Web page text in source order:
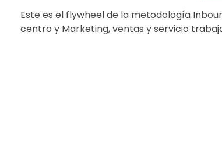
Este es el flywheel de la metodología
centro y Marketing, ventas y servicio